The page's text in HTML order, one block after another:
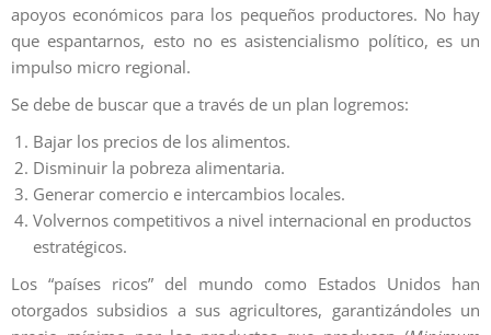
apoyos económicos para los pequeños productores. No hay
que espantarnos, esto no es asistencialismo político, es un
impulso micro regional.
Se debe de buscar que a través de un plan logremos:
Bajar los precios de los alimentos.
Disminuir la pobreza alimentaria.
Generar comercio e intercambios locales.
Volvernos competitivos a nivel internacional en productos
estratégicos.
Los “países ricos” del mundo como Estados Unidos han
otorgados subsidios a sus agricultores, garantizándoles un